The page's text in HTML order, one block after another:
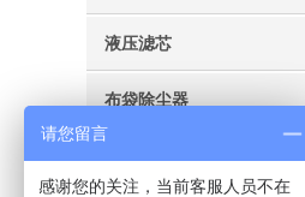
液压滤芯
布袋除尘器
除尘滤筒 除尘滤芯
请您留言
感谢您的关注，当前客服人员不在